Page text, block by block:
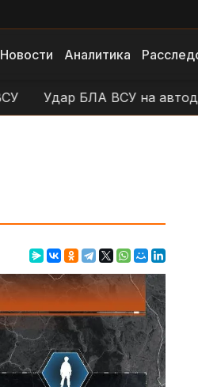
Новости Аналитика
Удар БЛА ВСУ на